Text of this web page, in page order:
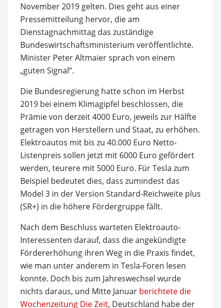
November 2019 gelten. Dies geht aus einer
Pressemitteilung hervor, die am
Dienstagnachmittag das zuständige
Bundeswirtschaftsministerium veröffentlichte.
Minister Peter Altmaier sprach von einem
„guten Signal“.
Die Bundesregierung hatte schon im Herbst
2019 bei einem Klimagipfel beschlossen, die
Prämie von derzeit 4000 Euro, jeweils zur Hälfte
getragen von Herstellern und Staat, zu erhöhen.
Elektroautos mit bis zu 40.000 Euro Netto-
Listenpreis sollen jetzt mit 6000 Euro gefördert
werden, teurere mit 5000 Euro. Für Tesla zum
Beispiel bedeutet dies, dass zumindest das
Model 3 in der Version Standard-Reichweite plus
(SR+) in die höhere Fördergruppe fällt.
Nach dem Beschluss warteten Elektroauto-
Interessenten darauf, dass die angekündigte
Fördererhöhung ihren Weg in die Praxis findet,
wie man unter anderem in Tesla-Foren lesen
konnte. Doch bis zum Jahreswechsel wurde
nichts daraus, und Mitte Januar berichtete die
Wochenzeitung Die Zeit, Deutschland habe der